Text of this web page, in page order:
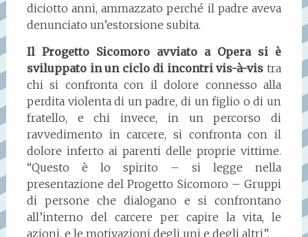
diciotto anni, ammazzato perché il padre aveva
denunciato un’estorsione subita.
Il Progetto Sicomoro avviato a Opera si è
sviluppato in un ciclo di incontri vis-à-vis tra
chi si confronta con il dolore connesso alla
perdita violenta di un padre, di un figlio o di un
fratello, e chi invece, in un percorso di
ravvedimento in carcere, si confronta con il
dolore inferto ai parenti delle proprie vittime.
“Questo è lo spirito – si legge nella
presentazione del Progetto Sicomoro – Gruppi
di persone che dialogano e si confrontano
all’interno del carcere per capire la vita, le
azioni, e le motivazioni degli uni e degli altri”.